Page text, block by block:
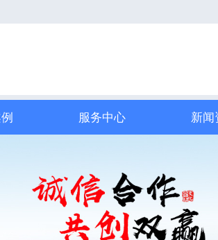
服务中心 新闻